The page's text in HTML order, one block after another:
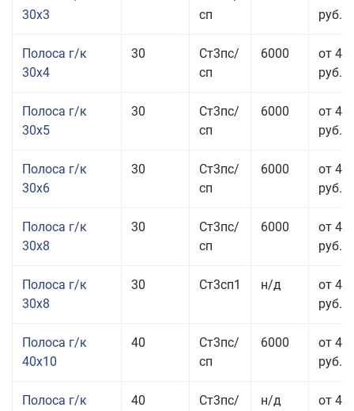
30x3
сп
руб.
Полоса г/к
30x4
30
Ст3пс/
сп
6000
от 44
руб.
Полоса г/к
30x5
30
Ст3пс/
сп
6000
от 43
руб.
Полоса г/к
30x6
30
Ст3пс/
сп
6000
от 46
руб.
Полоса г/к
30x8
30
Ст3пс/
сп
6000
от 43
руб.
Полоса г/к
30x8
30 Ст3сп1 н/д
от 43
руб.
Полоса г/к
40x10
40
Ст3пс/
сп
6000
от 44
руб.
Полоса г/к
40
Ст3пс/
н/д
от 48